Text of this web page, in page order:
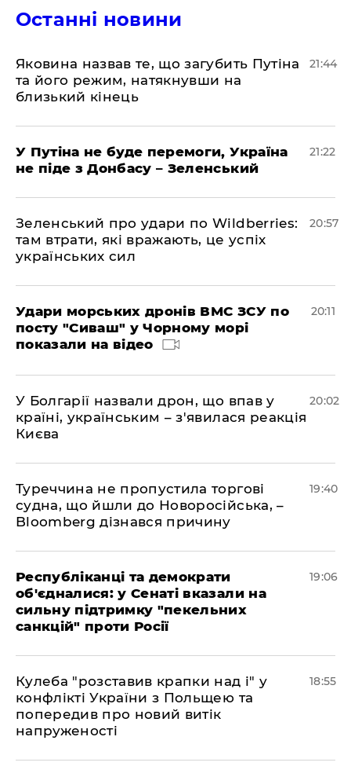
Останні новини
Яковина назвав те, що загубить Путіна
та його режим, натякнувши на
близький кінець
21:44
У Путіна не буде перемоги, Україна
не піде з Донбасу – Зеленський
21:22
Зеленський про удари по Wildberries:
там втрати, які вражають, це успіх
українських сил
20:57
Удари морських дронів ВМС ЗСУ по
посту "Сиваш" у Чорному морі
показали на відео
20:11
У Болгарії назвали дрон, що впав у
країні, українським – з'явилася реакція
Києва
20:02
Туреччина не пропустила торгові
судна, що йшли до Новоросійська, –
Bloomberg дізнався причину
19:40
Республіканці та демократи
об'єдналися: у Сенаті вказали на
сильну підтримку "пекельних
санкцій" проти Росії
19:06
Кулеба "розставив крапки над і" у
конфлікті України з Польщею та
попередив про новий витік
напруженості
18:55